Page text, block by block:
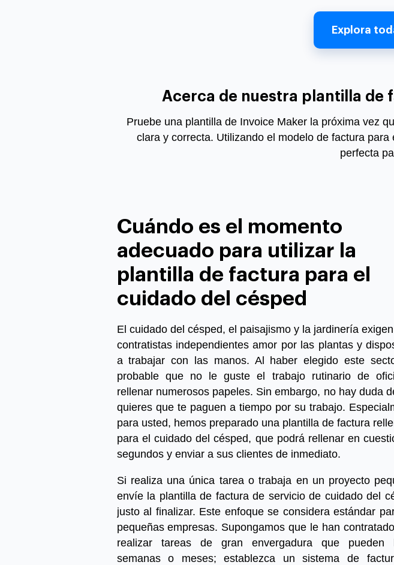
Explora
Acerca de nuestra plantilla de
Pruebe una plantilla de Invoice Maker la próxima vez
clara y correcta. Utilizando el modelo de factura
perfecta
Cuándo es el momento
adecuado para utilizar la
plantilla de factura para el
cuidado del césped
El cuidado del césped, el paisajismo y la jardinería
contratistas independientes amor por las plantas y
a trabajar con las manos. Al haber elegido este
probable que no le guste el trabajo rutinario de
rellenar numerosos papeles. Sin embargo, no hay duda
quieres que te paguen a tiempo por su trabajo.
para usted, hemos preparado una plantilla de factura
para el cuidado del césped, que podrá rellenar en
segundos y enviar a sus clientes de inmediato.
Si realiza una única tarea o trabaja en un proyecto
envíe la plantilla de factura de servicio de cuidado del
justo al finalizar. Este enfoque se considera estándar
pequeñas empresas. Supongamos que le han
realizar tareas de gran envergadura que pueden
semanas o meses; establezca un sistema de